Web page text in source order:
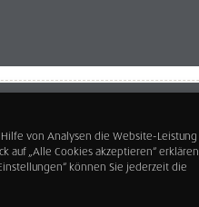
von Analysen die Website-Leistung
auf „Alle Cookies akzeptieren“ erklären
können Sie jederzeit die